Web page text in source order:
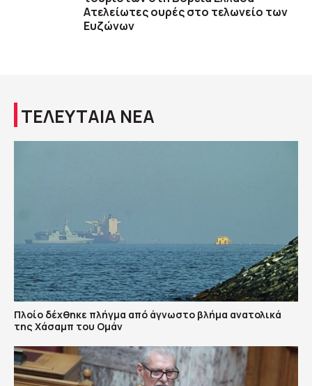
Ατελείωτες ουρές στο τελωνείο των
Ευζώνων
ΤΕΛΕΥΤΑΙΑ ΝΕΑ
Πλοίο δέχθηκε πλήγμα από άγνωστο βλήμα ανατολικά
της Χάσαμπ του Ομάν